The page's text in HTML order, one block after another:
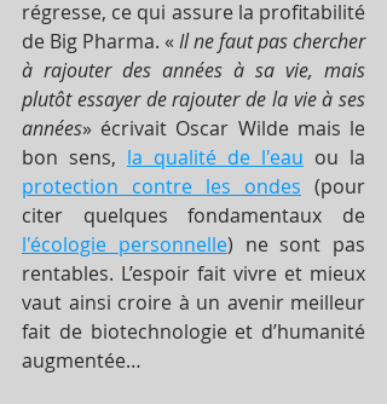
régresse, ce qui assure la profitabilité
de Big Pharma. « Il ne faut pas chercher
à rajouter des années à sa vie, mais
plutôt essayer de rajouter de la vie à ses
années» écrivait Oscar Wilde mais le
bon sens, la qualité de l'eau
protection contre les ondes (pour
l'écologie personnelle) ne sont pas
rentables. L’espoir fait vivre et mieux
vaut ainsi croire à un avenir meilleur
fait de biotechnologie et d’humanité
augmentée…